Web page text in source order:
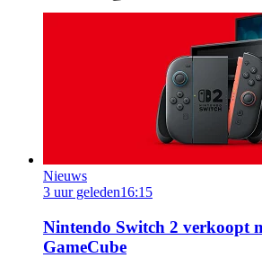
Nieuws
3 uur geleden16:15
Nintendo Switch 2 verkoopt
GameCube